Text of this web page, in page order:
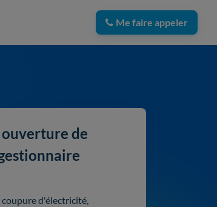
Me faire appeler
ouverture de
coupure d'électricité,